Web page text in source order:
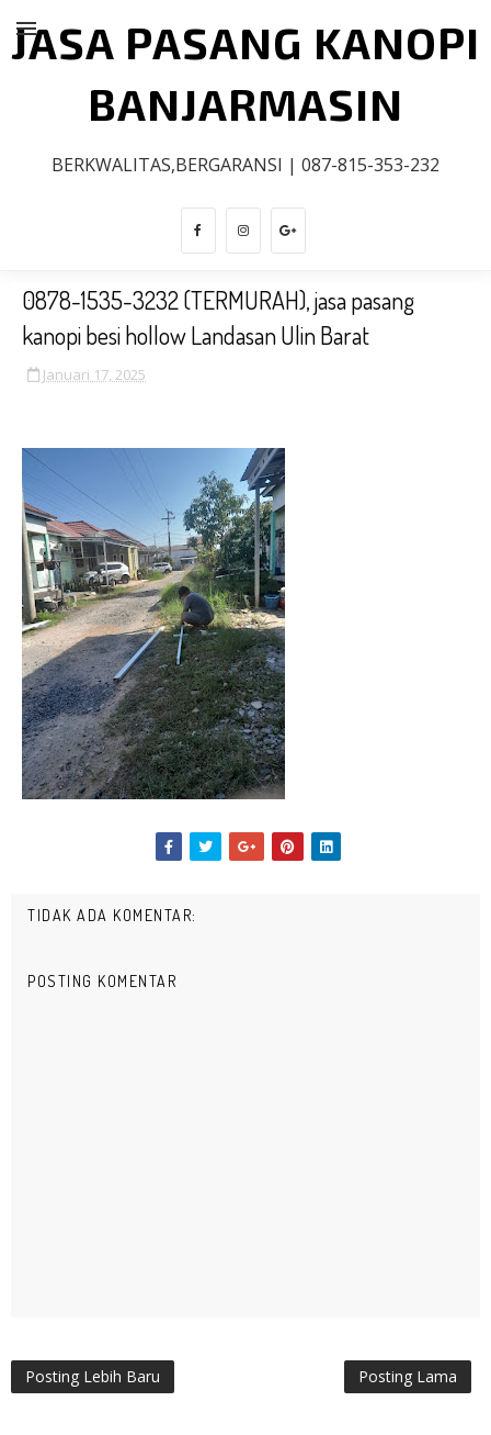
JASA PASANG KANOPI
BANJARMASIN
BERKWALITAS,BERGARANSI | 087-815-353-232
0878-1535-3232 (TERMURAH), jasa pasang
kanopi besi hollow Landasan Ulin Barat
Januari 17, 2025
TIDAK ADA KOMENTAR:
POSTING KOMENTAR
Posting Lebih Baru Posting Lama